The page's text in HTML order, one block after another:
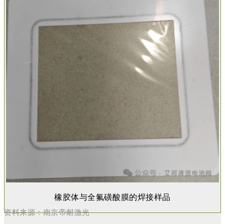
橡胶体与全氟磺酸膜的焊接样品
资料来源：南京帝耐激光